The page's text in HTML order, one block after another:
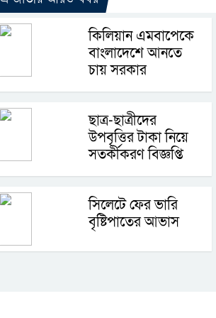
কিলিয়ান এমবাপেকে
বাংলাদেশে আনতে
চায় সরকার
ছাত্র-ছাত্রীদের
উপবৃত্তির টাকা নিয়ে
সতর্কীকরণ বিজ্ঞপ্তি
সিলেটে ফের ভারি
বৃষ্টিপাতের আভাস